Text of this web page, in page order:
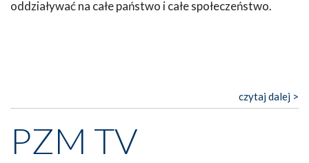
oddziaływać na całe państwo i całe społeczeństwo.
czytaj dalej >
PZM TV